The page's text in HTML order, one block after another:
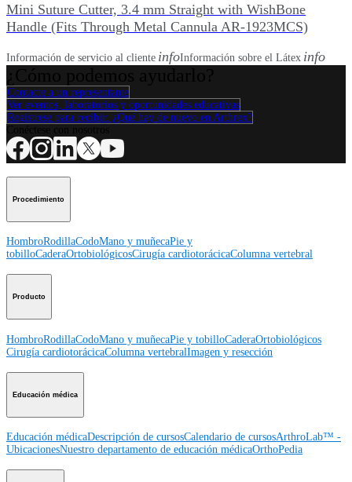
Mini Suture Cutter, 3.4 mm Straight with WishBone
Handle (Fits Through Metal Cannula AR-1923MCS)
Información de servicio al cliente infoInformación sobre el Látex info
Contacte a un representante
Ver eventos, laboratorios y oportunidades educativas
Regístrese para recibir: ¿Qué hay de nuevo en Arthrex?
Procedimiento
HombroRodillaCodoMano y muñecaPie y
tobilloCaderaOrtobiológicosCirugía cardiotorácicaColumna vertebral
Producto
HombroRodillaCodoMano y muñecaPie y tobilloCaderaOrtobiológicos
Cirugía cardiotorácicaColumna vertebralImagen y resección
Educación médica
Educación médicaDescripción de cursosCalendario de cursosArthroLab™ -
UbicacionesNuestro departamento de educación médicaOrthoPedia